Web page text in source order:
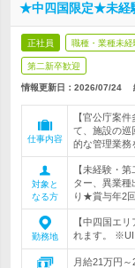
★中四国限定★未経
正社員 職種・業種未経
第二新卒歓迎
情報更新日：2026/07/24
仕事内容
【官公庁案
て、施設の巡
的な管理業務
対象と
なる方
【未経験・
ター、異業
り★賞与年2回
勤務地
【中四国エ
れます。 ※UI
月給21万円